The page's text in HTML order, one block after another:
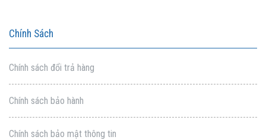
Chính Sách
Chính sách đổi trả hàng
Chính sách bảo hành
Chính sách bảo mật thông tin